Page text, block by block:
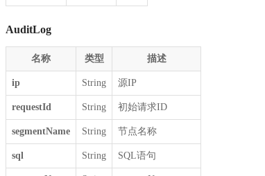
AuditLog
名称 类型 描述
ip String 源IP
requestId String 初始请求ID
segmentName String 节点名称
sql String SQL语句